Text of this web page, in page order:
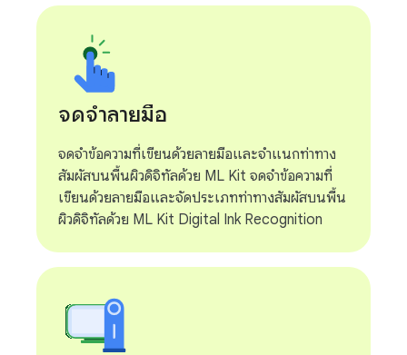
จดจำลายมือ
จดจำข้อความที่เขียนด้วยลายมือและจำแนกท่าทาง
สัมผัสบนพื้นผิวดิจิทัลด้วย ML Kit จดจำข้อความที่
เขียนด้วยลายมือและจัดประเภทท่าทางสัมผัสบนพื้น
ผิวดิจิทัลด้วย ML Kit Digital Ink Recognition